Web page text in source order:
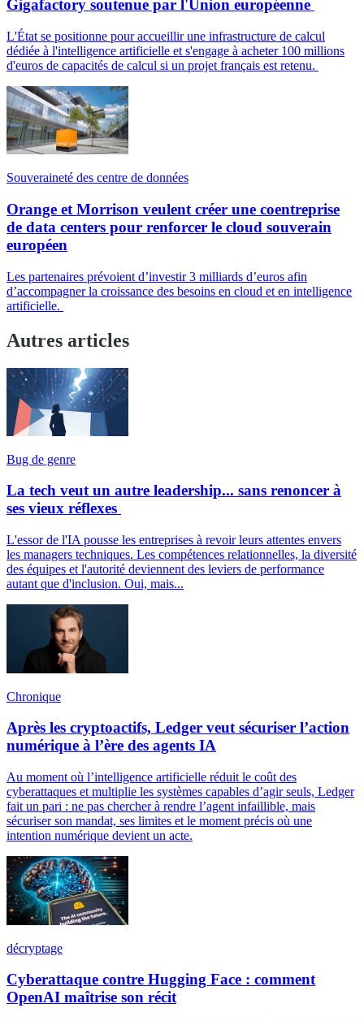
Gigafactory soutenue par l'Union européenne
L'État se positionne pour accueillir une infrastructure de calcul
dédiée à l'intelligence artificielle et s'engage à acheter 100 millions
d'euros de capacités de calcul si un projet français est retenu.
Souveraineté des centre de données
Orange et Morrison veulent créer une coentreprise
de data centers pour renforcer le cloud souverain
européen
Les partenaires prévoient d’investir 3 milliards d’euros afin
d’accompagner la croissance des besoins en cloud et en intelligence
artificielle.
Autres articles
Bug de genre
La tech veut un autre leadership... sans renoncer à
ses vieux réflexes
L'essor de l'IA pousse les entreprises à revoir leurs attentes envers
les managers techniques. Les compétences relationnelles, la diversité
des équipes et l'autorité deviennent des leviers de performance
autant que d'inclusion. Oui, mais...
Chronique
Après les cryptoactifs, Ledger veut sécuriser l’action
numérique à l’ère des agents IA
Au moment où l’intelligence artificielle réduit le coût des
cyberattaques et multiplie les systèmes capables d’agir seuls, Ledger
fait un pari : ne pas chercher à rendre l’agent infaillible, mais
sécuriser son mandat, ses limites et le moment précis où une
intention numérique devient un acte.
décryptage
Cyberattaque contre Hugging Face : comment
OpenAI maîtrise son récit